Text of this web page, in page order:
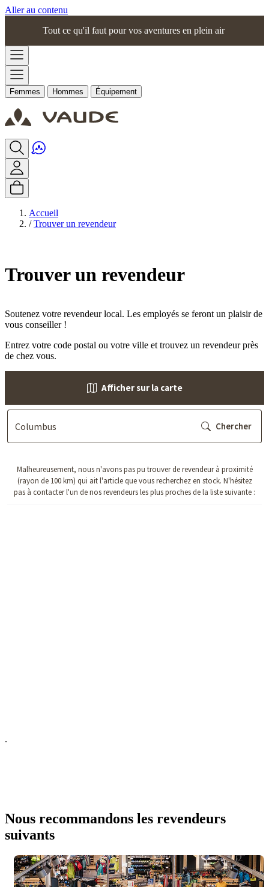
Aller au contenu
Tout ce qu'il faut pour vos aventures en plein air
Femmes Hommes Équipement
Accueil
/ Trouver un revendeur
Trouver un revendeur
Soutenez votre revendeur local. Les employés se feront un plaisir de
vous conseiller !
Entrez votre code postal ou votre ville et trouvez un revendeur près
de chez vous.
.
Nous recommandons les revendeurs
suivants